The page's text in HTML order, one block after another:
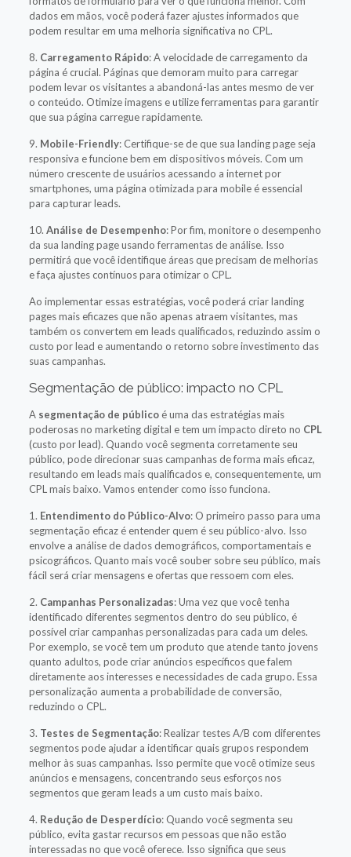
dados em mãos, você poderá fazer ajustes informados que
podem resultar em uma melhoria significativa no CPL.
8. Carregamento Rápido: A velocidade de carregamento da
página é crucial. Páginas que demoram muito para carregar
podem levar os visitantes a abandoná-las antes mesmo de ver
o conteúdo. Otimize imagens e utilize ferramentas para garantir
que sua página carregue rapidamente.
9. Mobile-Friendly: Certifique-se de que sua landing page seja
responsiva e funcione bem em dispositivos móveis. Com um
número crescente de usuários acessando a internet por
smartphones, uma página otimizada para mobile é essencial
para capturar leads.
10. Análise de Desempenho: Por fim, monitore o desempenho
da sua landing page usando ferramentas de análise. Isso
permitirá que você identifique áreas que precisam de melhorias
e faça ajustes contínuos para otimizar o CPL.
Ao implementar essas estratégias, você poderá criar landing
pages mais eficazes que não apenas atraem visitantes, mas
também os convertem em leads qualificados, reduzindo assim o
custo por lead e aumentando o retorno sobre investimento das
suas campanhas.
Segmentação de público: impacto no CPL
A segmentação de públicoé uma das estratégias mais
poderosas no marketing digital e tem um impacto direto no CPL
(custo por lead). Quando você segmenta corretamente seu
público, pode direcionar suas campanhas de forma mais eficaz,
resultando em leads mais qualificados e, consequentemente, um
CPL mais baixo. Vamos entender como isso funciona.
1. Entendimento do Público-Alvo: O primeiro passo para uma
segmentação eficaz é entender quem é seu público-alvo. Isso
envolve a análise de dados demográficos, comportamentais e
psicográficos. Quanto mais você souber sobre seu público, mais
fácil será criar mensagens e ofertas que ressoem com eles.
2. Campanhas Personalizadas: Uma vez que você tenha
identificado diferentes segmentos dentro do seu público, é
possível criar campanhas personalizadas para cada um deles.
Por exemplo, se você tem um produto que atende tanto jovens
quanto adultos, pode criar anúncios específicos que falem
diretamente aos interesses e necessidades de cada grupo. Essa
personalização aumenta a probabilidade de conversão,
reduzindo o CPL.
3. Testes de Segmentação: Realizar testes A/B com diferentes
segmentos pode ajudar a identificar quais grupos respondem
melhor às suas campanhas. Isso permite que você otimize seus
anúncios e mensagens, concentrando seus esforços nos
segmentos que geram leads a um custo mais baixo.
4. Redução de Desperdício: Quando você segmenta seu
público, evita gastar recursos em pessoas que não estão
interessadas no que você oferece. Isso significa que seus